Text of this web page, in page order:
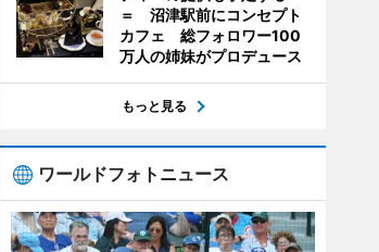
＝ 沼津駅前にコンセプト
カフェ 総フォロワー100
万人の姉妹がプロデュース
もっと見る
ワールドフォトニュース